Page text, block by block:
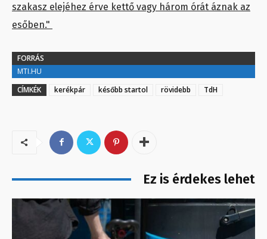
szakasz elejéhez érve kettő vagy három órát áznak az
esőben."
FORRÁS
MTI.HU
CÍMKÉK
kerékpár később startol rövidebb TdH
Ez is érdekes lehet